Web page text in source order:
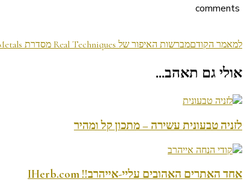
ניווט
בפוסטים
למאמר הקודםמברשות האיפור של Real Techniques מסדרת Bold Metals
אולי גם תאהב...
לזניה טבעונית עשירה – מתכון קל ומהיר
אחד האתרים האהובים עליי-אייהרב!! IHerb.com